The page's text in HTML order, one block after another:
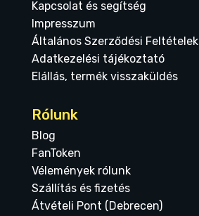
Kapcsolat és segítség
Impresszum
Általános Szerződési Feltételek
Adatkezelési tájékoztató
Elállás, termék visszaküldés
Rólunk
Blog
FanToken
Vélemények rólunk
Szállítás és fizetés
Átvételi Pont (Debrecen)